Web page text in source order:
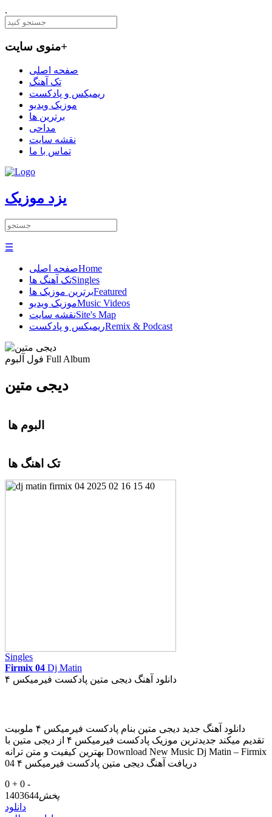
.
منوی سایت+
صفحه اصلی
تک آهنگ
ریمیکس و پادکست
موزیک ویدیو
برترین ها
مداحی
نقشه سایت
تماس با ما
یزد موزیک
☰
صفحه اصلیHome
تک آهنگ هاSingles
برترین موزیک هاFeatured
موزیک ویدیوMusic Videos
نقشه سایتSite's Map
ریمیکس و پادکستRemix & Podcast
Full Album
دیجی متین
البوم ها
تک اهنگ ها
Singles
Firmix 04 Dj Matin
دانلود آهنگ دیجی متین پادکست فیرمیکس ۴
دانلود آهنگ جدید دیجی متین بنام پادکست فیرمیکس ۴ ملوبیت
تقدیم میکند جدیدترین موزیک پادکست فیرمیکس ۴ از دیجی متین با
بهترین کیفیت و متن ترانه Download New Music Dj Matin – Firmix
04 دریافت آهنگ دیجی متین پادکست فیرمیکس ۴
0 + 0 -
پخش1403644
دانلود